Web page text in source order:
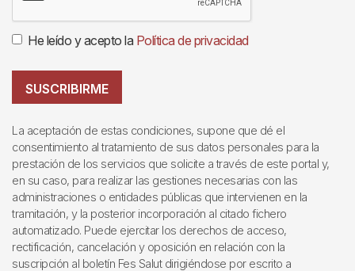
He leído y acepto la Política de privacidad
SUSCRIBIRME
La aceptación de estas condiciones, supone que dé el
consentimiento al tratamiento de sus datos personales para la
prestación de los servicios que solicite a través de este portal y,
en su caso, para realizar las gestiones necesarias con las
administraciones o entidades públicas que intervienen en la
tramitación, y la posterior incorporación al citado fichero
automatizado. Puede ejercitar los derechos de acceso,
rectificación, cancelación y oposición en relación con la
suscripción al boletín Fes Salut dirigiéndose por escrito a